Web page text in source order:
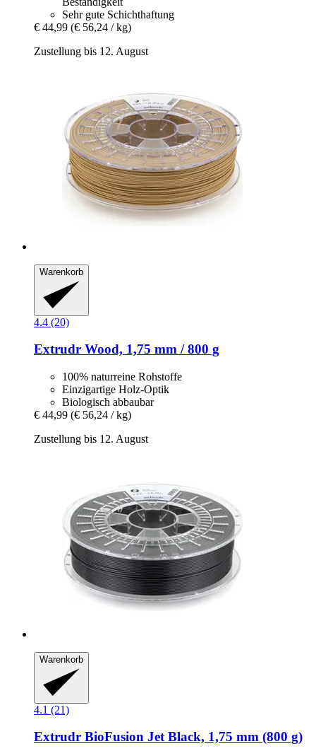
Sehr gute Schichthaftung
€ 44,99 (€ 56,24 / kg)
Zustellung bis 12. August
Warenkorb
4.4 (20)
Extrudr Wood, 1,75 mm / 800 g
100% naturreine Rohstoffe
Einzigartige Holz-Optik
Biologisch abbaubar
€ 44,99 (€ 56,24 / kg)
Zustellung bis 12. August
Warenkorb
4.1 (21)
Extrudr BioFusion Jet Black, 1,75 mm (800 g)